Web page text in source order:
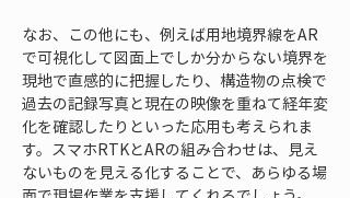
なお、この他にも、例えば用地境界線をAR
で可視化して図面上でしか分からない境界を
現地で直感的に把握したり、構造物の点検で
過去の記録写真と現在の映像を重ねて経年変
化を確認したりといった応用も考えられま
す。スマホRTKとARの組み合わせは、見え
ないものを見える化することで、あらゆる場